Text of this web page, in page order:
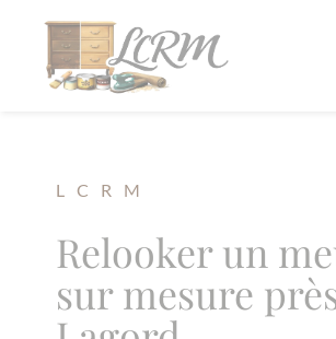
L C R M
Relooker un
sur mesure